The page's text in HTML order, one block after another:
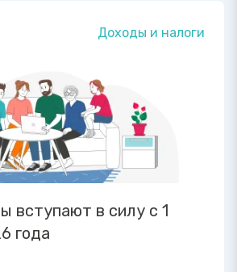
Доходы и налоги
вступают в силу с 1
года